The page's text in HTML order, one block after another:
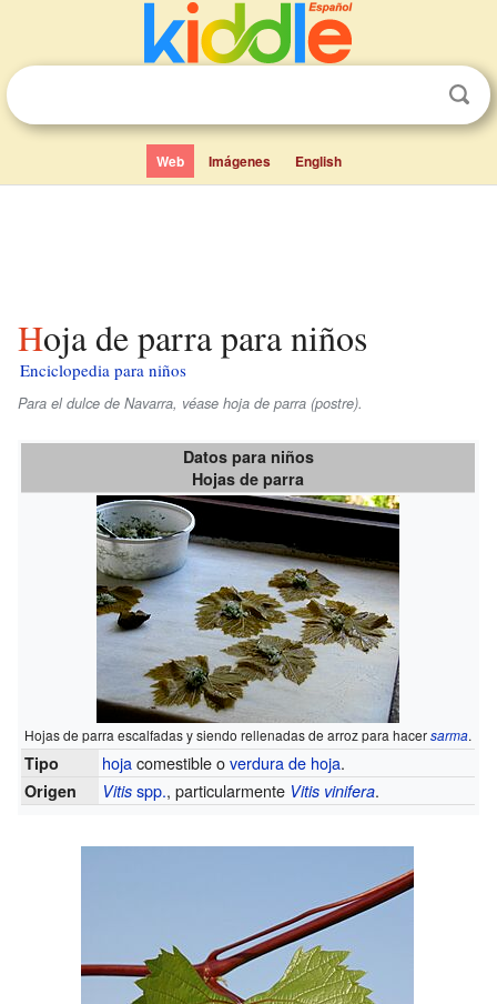
Web Imágenes English
Hoja de parra para niños
Enciclopedia para niños
Para el dulce de Navarra, véase hoja de parra (postre).
Datos para niños
Hojas de parra
Hojas de parra escalfadas y siendo rellenadas de arroz para hacersarma.
Tipo hojacomestible overdura de hoja.
Origen Vitis spp., particularmente Vitis vinifera.